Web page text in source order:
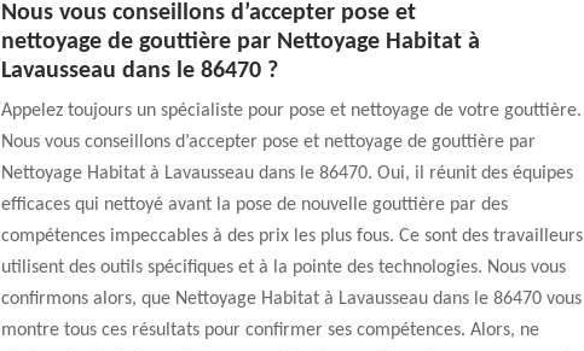
Nous vous conseillons d’accepter pose et
nettoyage de gouttière par Nettoyage Habitat à
Lavausseau dans le 86470 ?
Appelez toujours un spécialiste pour pose et nettoyage de votre gouttière.
Nous vous conseillons d’accepter pose et nettoyage de gouttière par
Nettoyage Habitat à Lavausseau dans le 86470. Oui, il réunit des équipes
efficaces qui nettoyé avant la pose de nouvelle gouttière par des
compétences impeccables à des prix les plus fous. Ce sont des travailleurs
utilisent des outils spécifiques et à la pointe des technologies. Nous vous
confirmons alors, que Nettoyage Habitat à Lavausseau dans le 86470 vous
montre tous ces résultats pour confirmer ses compétences. Alors, ne